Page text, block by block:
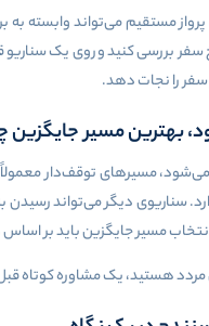
مستقیم می‌تواند وابسته
سفر بررسی کنید و روی یک
را نجات دهد.
بهترین مسیر
مسیرهای توقف‌دار
سناریوی دیگر می‌تواند
انتخاب مسیر جایگزین باید بر
هستید، یک مشاوره کوتاه قبل